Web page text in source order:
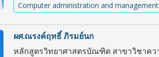
Computer administration and management
ผศ.ณรงค์ฤทธิ์ ภิรมย์นก
หลักสูตรวิทยาศาสตรบัณฑิต สาขาวิชาคว